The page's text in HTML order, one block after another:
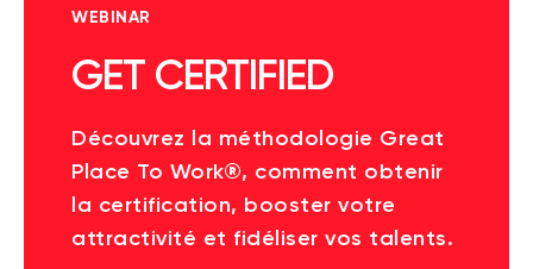
WEBINAR
GET CERTIFIED
Découvrez la méthodologie Great
Place To Work®, comment obtenir
la certification, booster votre
attractivité et fidéliser vos talents.